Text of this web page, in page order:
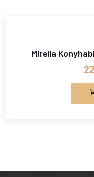
Mirella